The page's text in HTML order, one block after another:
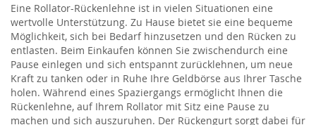
Eine Rollator-Rückenlehne ist in vielen Situationen eine
wertvolle Unterstützung. Zu Hause bietet sie eine bequeme
Möglichkeit, sich bei Bedarf hinzusetzen und den Rücken zu
entlasten. Beim Einkaufen können Sie zwischendurch eine
Pause einlegen und sich entspannt zurücklehnen, um neue
Kraft zu tanken oder in Ruhe Ihre Geldbörse aus Ihrer Tasche
holen. Während eines Spaziergangs ermöglicht Ihnen die
Rückenlehne, auf Ihrem Rollator mit Sitz eine Pause zu
machen und sich auszuruhen. Der Rückengurt sorgt dabei für